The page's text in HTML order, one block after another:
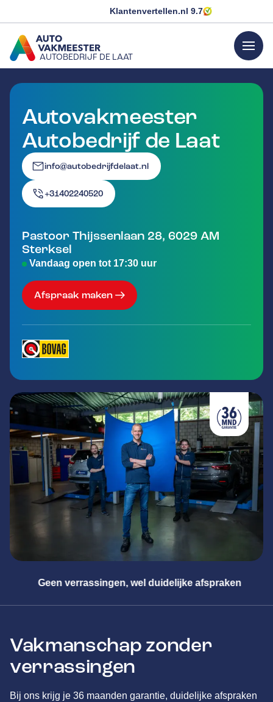
Klantenvertellen.nl 9.7
AUTOBEDRIJF DE LAAT
GA NAAR DE HOMEPAGINA
menu
Autovakmeester
Autobedrijf de Laat
info@autobedrijfdelaat.nl
+31402240520
Pastoor Thijssenlaan 28, 6029 AM
Sterksel
Vandaag open tot 17:30 uur
Afspraak maken
wel duidelijke afspraken
Vakmanschap zonder
verrassingen
Bij ons krijg je 36 maanden garantie, duidelijke afspraken